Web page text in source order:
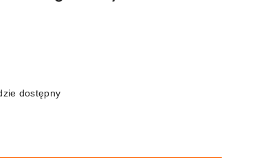
dostępny